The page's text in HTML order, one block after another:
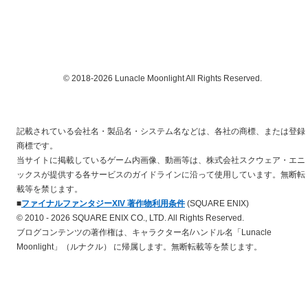
© 2018-2026 Lunacle Moonlight All Rights Reserved.
記載されている会社名・製品名・システム名などは、各社の商標、または登録
商標です。
当サイトに掲載しているゲーム内画像、動画等は、株式会社スクウェア・エニ
ックスが提供する各サービスのガイドラインに沿って使用しています。無断転
載等を禁じます。
■ファイナルファンタジーXIV 著作物利用条件(SQUARE ENIX)
© 2010 - 2026 SQUARE ENIX CO., LTD. All Rights Reserved.
ブログコンテンツの著作権は、キャラクター名/ハンドル名「Lunacle
Moonlight」（ルナクル） に帰属します。無断転載等を禁じます。